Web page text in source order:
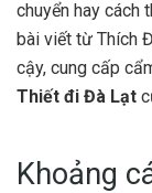
chuyển hay cách
bài viết từ Thích
cậy, cung cấp
Thiết đi Đà Lạt
Khoảng